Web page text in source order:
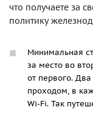
что получаете за
политику
Минимальная
за место во
от первого.
проходом, в
Wi-Fi. Так